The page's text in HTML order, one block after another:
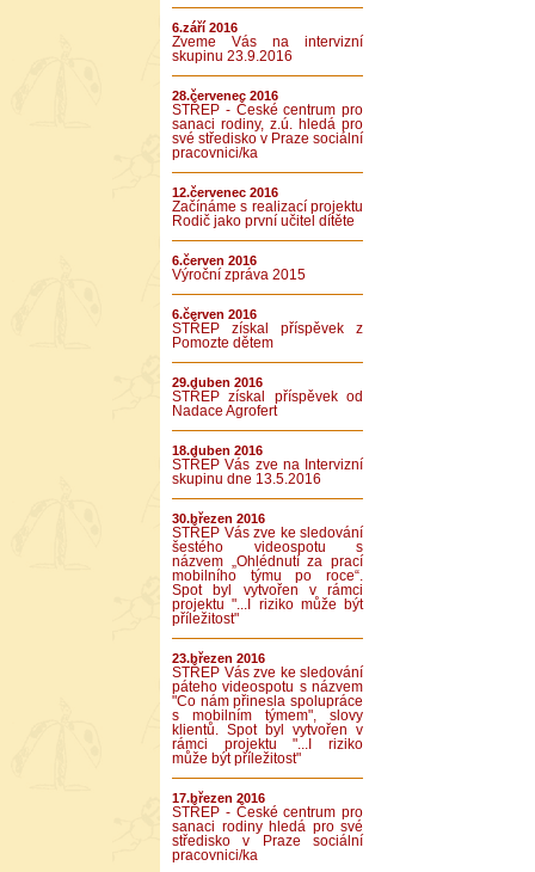
6.září 2016
Zveme Vás na intervizní
skupinu 23.9.2016
28.červenec 2016
STŘEP - České centrum pro
sanaci rodiny, z.ú. hledá pro
své středisko v Praze sociální
pracovnici/ka
12.červenec 2016
Začínáme s realizací projektu
Rodič jako první učitel dítěte
6.červen 2016
Výroční zpráva 2015
6.červen 2016
STŘEP získal příspěvek z
Pomozte dětem
29.duben 2016
STŘEP získal příspěvek od
Nadace Agrofert
18.duben 2016
STŘEP Vás zve na Intervizní
skupinu dne 13.5.2016
30.březen 2016
STŘEP Vás zve ke sledování
šestého videospotu s
názvem „Ohlédnutí za prací
mobilního týmu po roce“.
Spot byl vytvořen v rámci
projektu "...I riziko může být
příležitost"
23.březen 2016
STŘEP Vás zve ke sledování
páteho videospotu s názvem
"Co nám přinesla spolupráce
s mobilním týmem", slovy
klientů. Spot byl vytvořen v
rámci projektu "...I riziko
může být příležitost"
17.březen 2016
STŘEP - České centrum pro
sanaci rodiny hledá pro své
středisko v Praze sociální
pracovnici/ka